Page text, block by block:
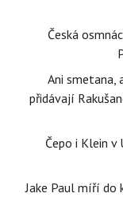
Česká
Ani smetana,
přidávají
Čepo i Klein v
Jake Paul míří do